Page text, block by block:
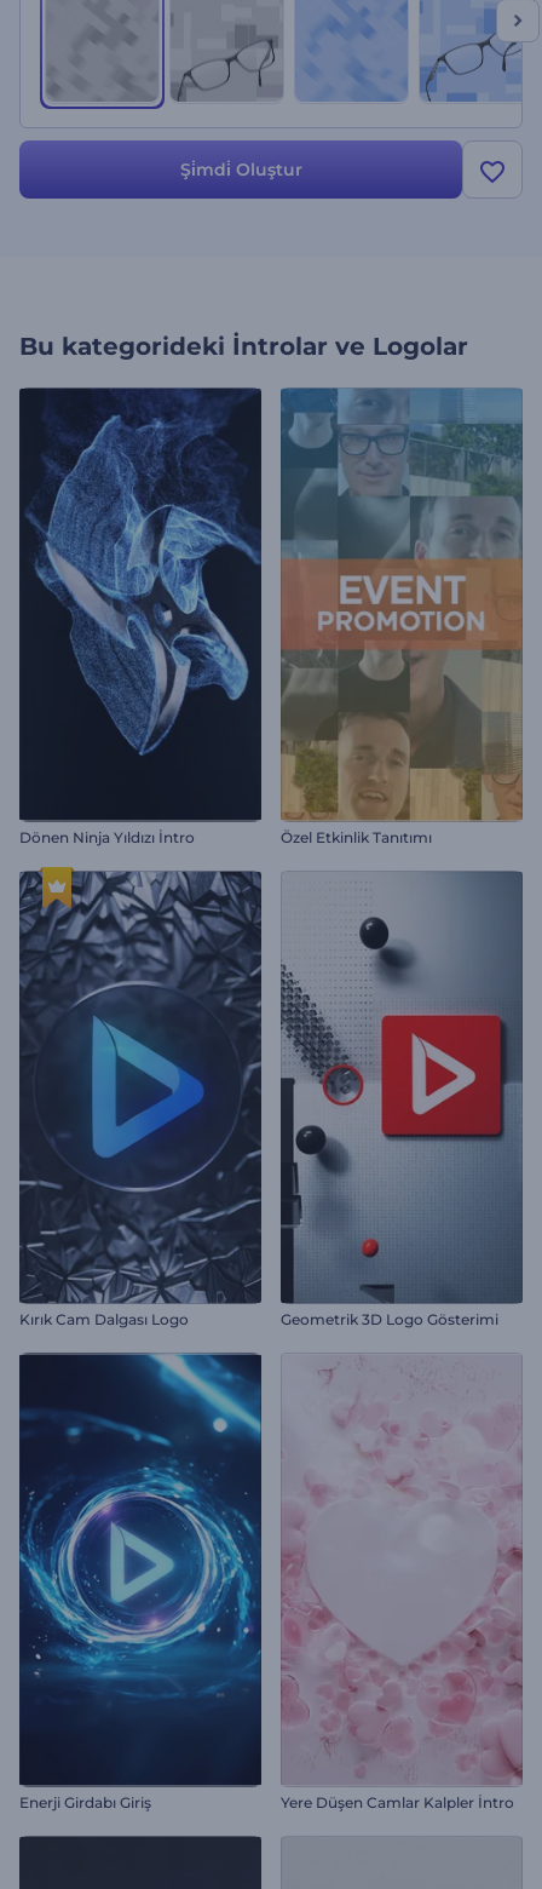
Şi̇mdi̇ Oluştur
Bu kategorideki İntrolar ve Logolar
Dönen Ninja Yıldızı İntro Özel Etkinlik Tanıtımı
Kırık Cam Dalgası Logo Geometrik 3D Logo Gösterimi
Enerji Girdabı Giriş Yere Düşen Camlar Kalpler İntro